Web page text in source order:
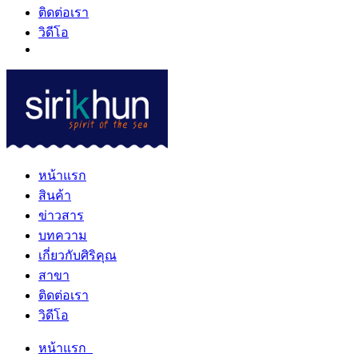
ติดต่อเรา
วิดีโอ
หน้าแรก
สินค้า
ข่าวสาร
บทความ
เกี่ยวกับศิริคุณ
สาขา
ติดต่อเรา
วิดีโอ
หน้าแรก